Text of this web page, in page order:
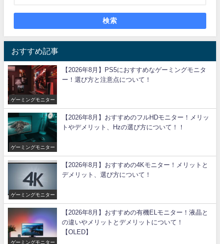
検索
おすすめ記事
ゲーミングモニター
【2026年8月】PS5におすすめなゲーミングモニタ
ー！選び方と注意点について！
ゲーミングモニター
【2026年8月】おすすめのフルHDモニター！メリッ
トやデメリット、Hzの選び方について！！
ゲーミングモニター
【2026年8月】おすすめの4Kモニター！メリットと
デメリット、選び方について！
ゲーミングモニター
【2026年8月】おすすめの有機ELモニター！液晶と
の違いやメリットとデメリットについて！
【OLED】